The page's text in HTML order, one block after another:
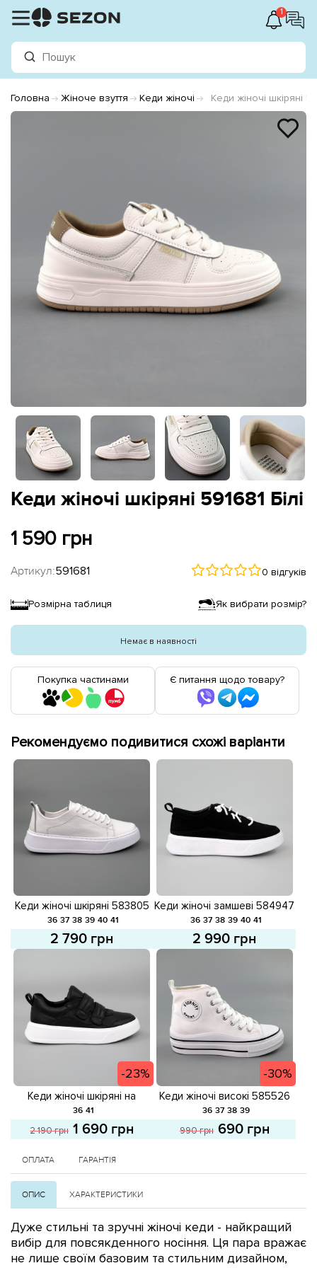
1
Головна Жіноче взуття Кеди жіночі Кеди жіночі шкіряні
Кеди жіночі шкіряні 591681 Білі
1 590 грн
Артикул:591681 0 відгуків
Розмірна таблиця Як вибрати розмір?
Немає в наявності
Покупка частинами Є питання щодо товару?
Рекомендуємо подивитися схожі варіанти
Кеди жіночі шкіряні 583805
Білі
36 37 38 39 40 41
2 790 грн
Кеди жіночі замшеві 584947
Чорні
36 37 38 39 40 41
2 990 грн
-23%
Кеди жіночі шкіряні на
липучках 585119 Чорні
розпродаж
36 41
2 190 грн 1 690 грн
-30%
Кеди жіночі високі 585526
Білі розпродаж
36 37 38 39
990 грн 690 грн
ОПЛАТА ГАРАНТІЯ
ОПИС ХАРАКТЕРИСТИКИ
Дуже стильні та зручні жіночі кеди - найкращий
вибір для повсякденного носіння. Ця пара вражає
не лише своїм базовим та стильним дизайном,